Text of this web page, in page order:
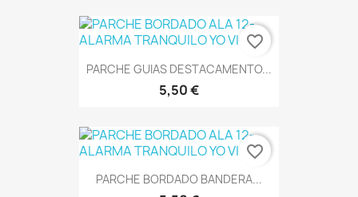
PARCHE GUIAS DESTACAMENTO...
5,50 €
favorite_border
PARCHE BORDADO BANDERA...
favorite_border